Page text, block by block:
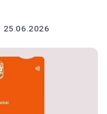
25.06.2026